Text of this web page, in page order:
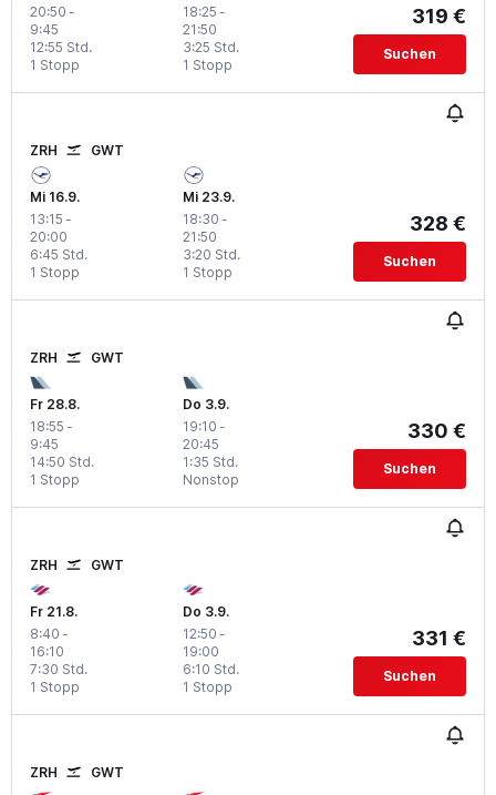
20:50 -
9:45
1 Stopp
12:55 Std.
18:25 -
21:50
1 Stopp
3:25 Std.
319 €
Suchen
ZRH GWT
Mi 16.9.
13:15 -
20:00
1 Stopp
6:45 Std.
Mi 23.9.
18:30 -
21:50
1 Stopp
3:20 Std.
328 €
Suchen
ZRH GWT
Fr 28.8.
18:55 -
9:45
1 Stopp
14:50 Std.
Do 3.9.
19:10 -
20:45
Nonstop
1:35 Std.
330 €
Suchen
ZRH GWT
Fr 21.8.
8:40 -
16:10
1 Stopp
7:30 Std.
Do 3.9.
12:50 -
19:00
1 Stopp
6:10 Std.
331 €
Suchen
ZRH GWT